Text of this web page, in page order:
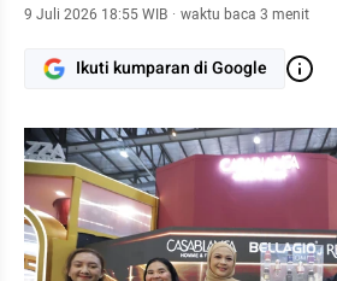
9 Juli 2026 18:55 WIB · waktu baca 3 menit
Ikuti kumparan di Google